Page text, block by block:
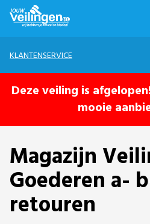
KLANTENSERVICE
Deze veiling is
mooie
Magazijn
Goederen a-
retouren